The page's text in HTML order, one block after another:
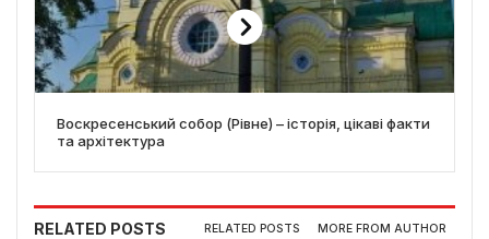
Воскресенський собор (Рівне) – історія, цікаві факти
та архітектура
RELATED POSTS RELATED POSTS MORE FROM AUTHOR